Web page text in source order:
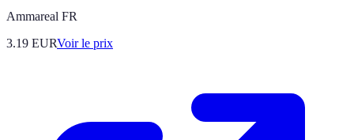
Ammareal FR
3.19 EURVoir le prix